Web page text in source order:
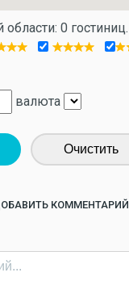
0 гостиниц.
валюта
Очистить
КОММЕНТАРИЙ